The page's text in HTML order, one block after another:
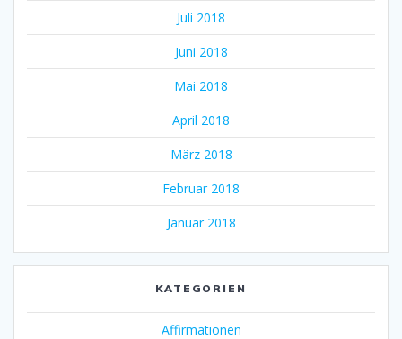
Juli 2018
Juni 2018
Mai 2018
April 2018
März 2018
Februar 2018
Januar 2018
KATEGORIEN
Affirmationen